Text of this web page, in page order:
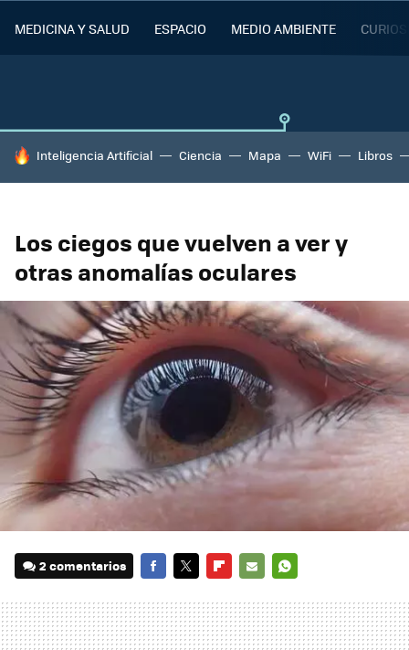
MEDICINA Y SALUD ESPACIO MEDIO AMBIENTE
HOY SE HABLA DE
Inteligencia Artificial Ciencia Mapa WiFi Libros
Los ciegos que vuelven a ver y
otras anomalías oculares
2 comentarios
MAIL